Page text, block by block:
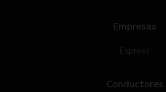
Empresas
Express
Conductores